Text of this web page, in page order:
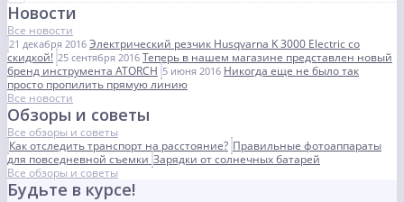
Новости
Все новости
21 декабря 2016 Электрический резчик Husqvarna K 3000 Electric со
скидкой! 25 сентября 2016 Теперь в нашем магазине представлен новый
бренд инструмента ATORCH 5 июня 2016 Никогда еще не было так
просто пропилить прямую линию
Все новости
Обзоры и советы
Все обзоры и советы
Как отследить транспорт на расстояние? Правильные фотоаппараты
для повседневной съемки Зарядки от солнечных батарей
Все обзоры и советы
Будьте в курсе!